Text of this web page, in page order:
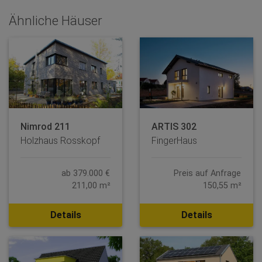
Ähnliche Häuser
Nimrod 211
Holzhaus Rosskopf
ab 379.000 €
211,00 m²
Details
ARTIS 302
FingerHaus
Preis auf Anfrage
150,55 m²
Details